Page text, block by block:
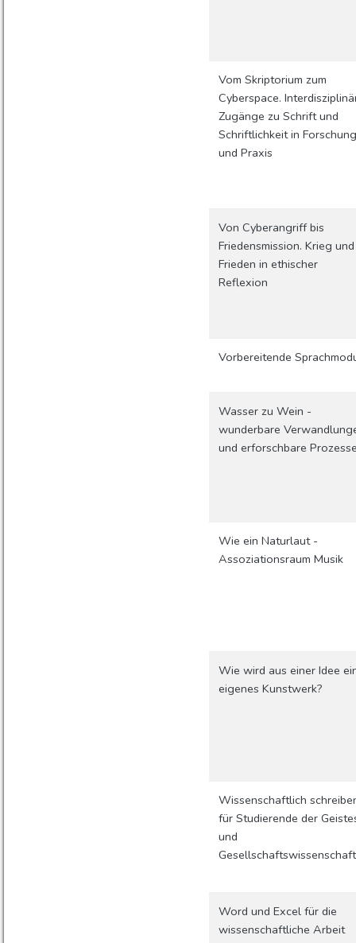
Vom Skriptorium zum
Cyberspace.
Zugänge zu Schrift und
Schriftlichkeit in Forschung
und Praxis
Von Cyberangriff bis
Friedensmission. Krieg und
Frieden in ethischer
Reflexion
Vorbereitende
Wasser zu Wein -
wunderbare
und erforschbare
Wie ein Naturlaut -
Assoziationsraum Musik
Wie wird aus einer Idee
eigenes Kunstwerk?
Wissenschaftlich
für Studierende der
und
Word und Excel für die
wissenschaftliche Arbeit